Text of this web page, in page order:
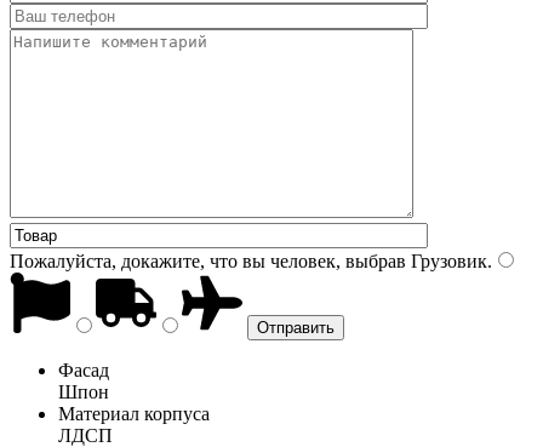
Пожалуйста, докажите, что вы человек, выбрав Грузовик.
Фасад
Шпон
Материал корпуса
ЛДСП